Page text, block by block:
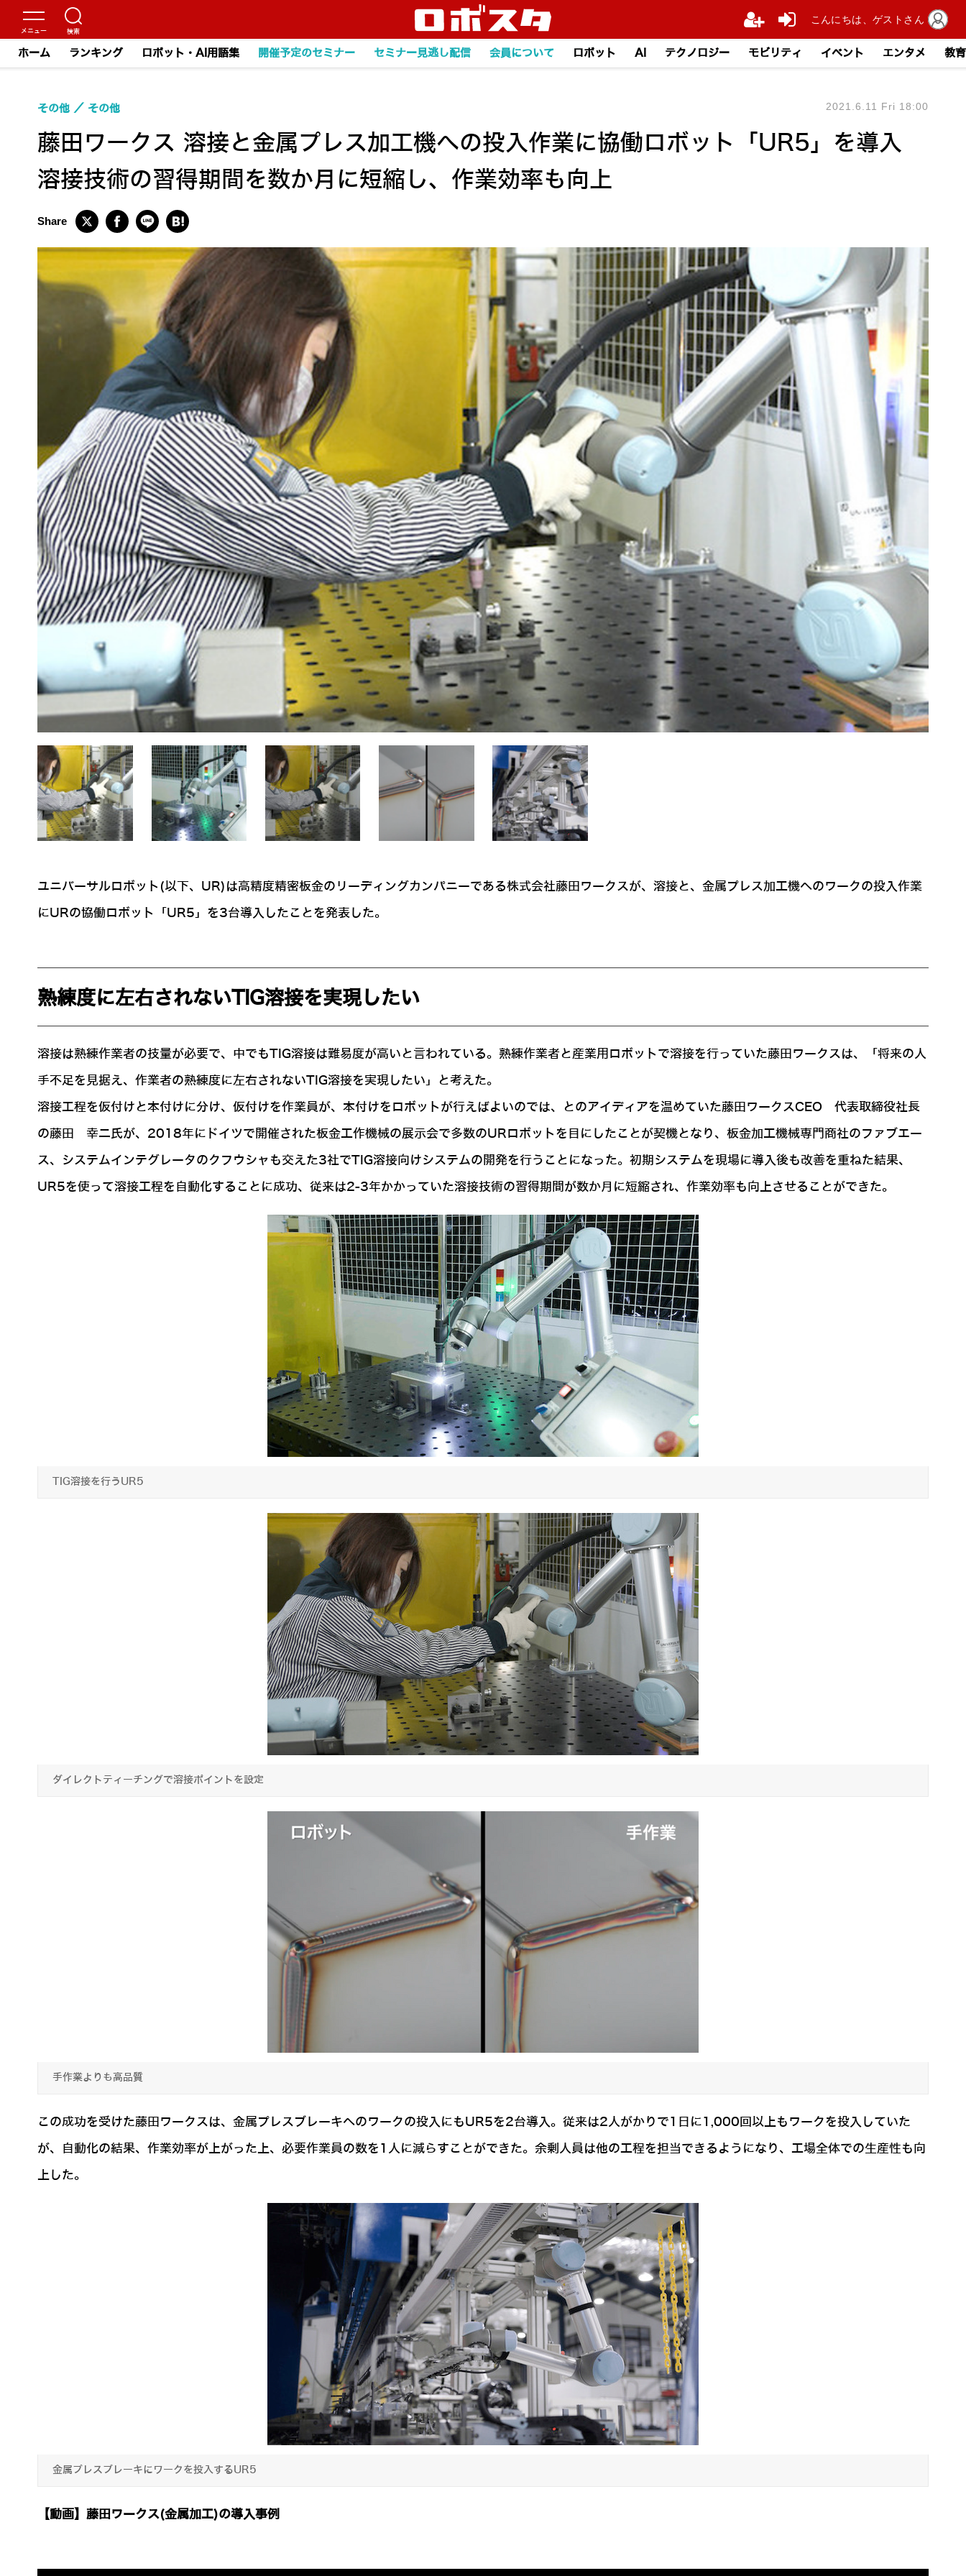
ホーム ランキング ロボット・AI用語集 開催予定のセミナー セミナー見逃し配信 会員について ロボット AI テクノロジー モビリティ イベント エンタメ 教育
藤田ワークス 溶接と金属プレス加工機への投入作業に協働ロボット「UR5」を導入
溶接技術の習得期間を数か月に短縮し、作業効率も向上
その他 その他 2021.6.11 Fri 18:00
ユニバーサルロボット(以下、UR)は高精度精密板金のリーディングカンパニーである株式会社藤田ワークスが、溶接と、金属プレス加工機へのワークの投入作業
にURの協働ロボット「UR5」を3台導入したことを発表した。
熟練度に左右されないTIG溶接を実現したい
溶接は熟練作業者の技量が必要で、中でもTIG溶接は難易度が高いと言われている。熟練作業者と産業用ロボットで溶接を行っていた藤田ワークスは、「将来の人
手不足を見据え、作業者の熟練度に左右されないTIG溶接を実現したい」と考えた。
溶接工程を仮付けと本付けに分け、仮付けを作業員が、本付けをロボットが行えばよいのでは、とのアイディアを温めていた藤田ワークスCEO 代表取締役社長
の藤田 幸二氏が、2018年にドイツで開催された板金工作機械の展示会で多数のURロボットを目にしたことが契機となり、板金加工機械専門商社のファブエー
ス、システムインテグレータのクフウシャも交えた3社でTIG溶接向けシステムの開発を行うことになった。初期システムを現場に導入後も改善を重ねた結果、
UR5を使って溶接工程を自動化することに成功、従来は2-3年かかっていた溶接技術の習得期間が数か月に短縮され、作業効率も向上させることができた。
TIG溶接を行うUR5
ダイレクトティーチングで溶接ポイントを設定
手作業よりも高品質
この成功を受けた藤田ワークスは、金属プレスブレーキへのワークの投入にもUR5を2台導入。従来は2人がかりで1日に1,000回以上もワークを投入していた
が、自動化の結果、作業効率が上がった上、必要作業員の数を1人に減らすことができた。余剰人員は他の工程を担当できるようになり、工場全体での生産性も向
上した。
金属プレスブレーキにワークを投入するUR5
【動画】藤田ワークス(金属加工)の導入事例
こんにちは、ゲストさん